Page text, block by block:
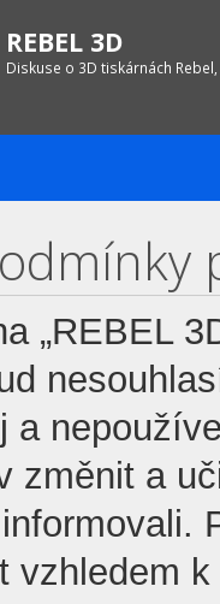
REBEL 3D
Diskuse o 3D tiskárnách
„REBEL
a
změnit a
vzhledem